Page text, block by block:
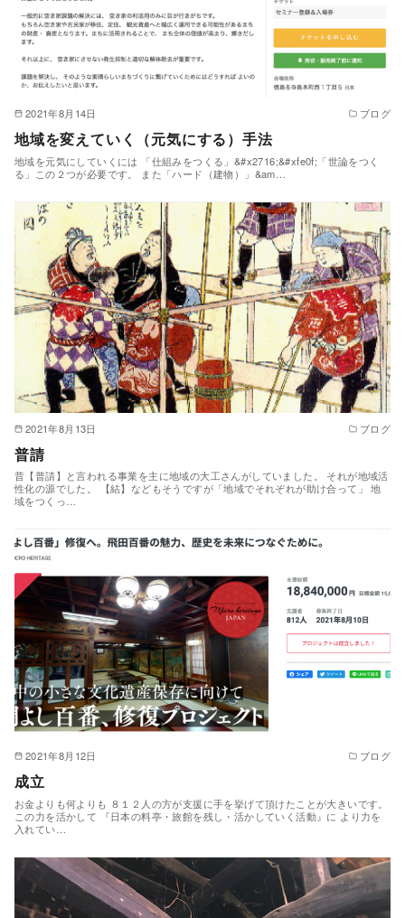
2021年8月14日 ブログ
地域を変えていく（元気にする）手法
地域を元気にしていくには 「仕組みをつくる」&#x2716;&#xfe0f;「世論をつく
る」この２つが必要です。 また「ハード（建物）」&am…
2021年8月13日 ブログ
普請
昔【普請】と言われる事業を主に地域の大工さんがしていました。 それが地域活
性化の源でした。 【結】などもそうですが「地域でそれぞれが助け合って」 地
域をつくっ…
2021年8月12日 ブログ
成立
お金よりも何よりも ８１２人の方が支援に手を挙げて頂けたことが大きいです。
この力を活かして 『日本の料亭・旅館を残し・活かしていく活動』に より力を
入れてい…